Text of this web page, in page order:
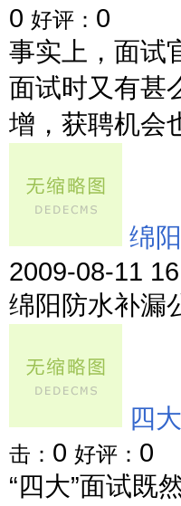
0 好评： 0
事实上，面试
面试时又有甚
增，获聘机会
绵
2009-08-11
绵阳防水补漏
四
击： 0 好评： 0
“四大”面试既